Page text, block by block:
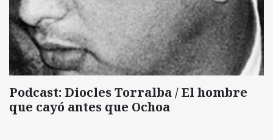
Podcast: Diocles Torralba / El hombre
que cayó antes que Ochoa